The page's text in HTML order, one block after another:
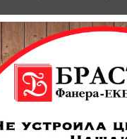
7;
– 34;
– 0,24;
дБ, не менее –
право